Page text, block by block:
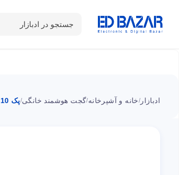
جستجو در ادبازار
دسته بندی محصولات
ادبازار /خانه و آشپرخانه/گجت هوشمند خانگی/پک 10 تایی خودکار شیائومی MJZXB02WC میجیا